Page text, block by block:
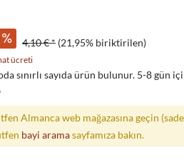
4,10 € * (21,95% biriktirilen)
ücreti
sınırlı sayıda ürün bulunur. 5-8 gün
Almanca web mağazasına geçin
bayi aramasayfamıza bakın.